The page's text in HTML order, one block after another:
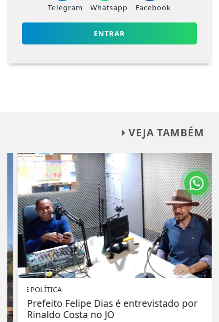
Telegram Whatsapp Facebook
ENTRAR
VEJA TAMBÉM
POLÍTICA
Prefeito Felipe Dias é entrevistado por
Rinaldo Costa no JO